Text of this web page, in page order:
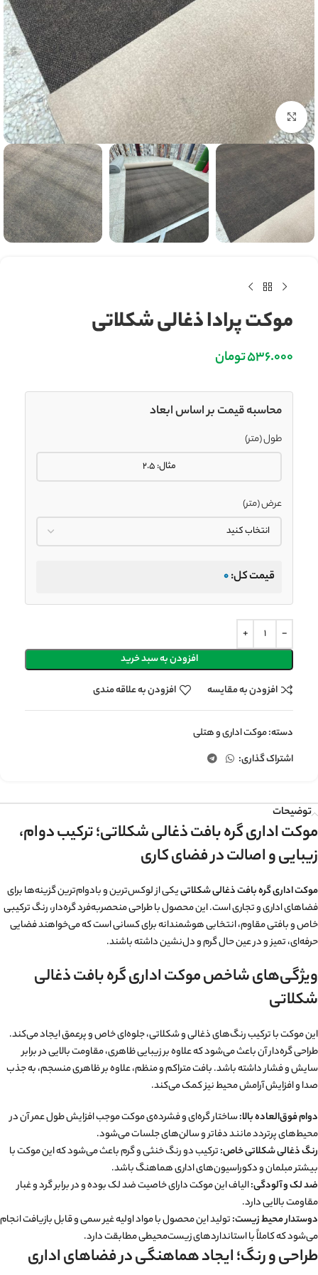
بزرگنمایی تصویر
موکت پرادا ذغالی شکلاتی
536.000تومان
محاسبه قیمت بر اساس ابعاد
طول (متر)
عرض (متر)
قیمت کل:0
افزودن به سبد خرید
افزودن به مقایسه
افزودن به علاقه مندی
دسته:موکت اداری و هتلی
اشتراک گذاری:
توضیحات
موکت اداری گره بافت ذغالی شکلاتی؛ ترکیب دوام،
زیبایی و اصالت در فضای کاری
موکت اداری گره بافت ذغالی شکلاتییکی از لوکس‌ترین و بادوام‌ترین گزینه‌ها برای
فضاهای اداری و تجاری است. این محصول با طراحی منحصر‌به‌فرد گره‌دار، رنگ ترکیبی
خاص و بافتی مقاوم، انتخابی هوشمندانه برای کسانی است که می‌خواهند فضایی
حرفه‌ای، تمیز و در عین حال گرم و دل‌نشین داشته باشند.
ویژگی‌های شاخص موکت اداری گره بافت ذغالی
شکلاتی
این موکت با ترکیب رنگ‌های ذغالی و شکلاتی، جلوه‌ای خاص و پرعمق ایجاد می‌کند.
طراحی گره‌دار آن باعث می‌شود که علاوه بر زیبایی ظاهری، مقاومت بالایی در برابر
سایش و فشار داشته باشد. بافت متراکم و منظم، علاوه بر ظاهری منسجم، به جذب
صدا و افزایش آرامش محیط نیز کمک می‌کند.
دوام فوق‌العاده بالا:ساختار گره‌ای و فشرده‌ی موکت موجب افزایش طول عمر آن در
محیط‌های پرتردد مانند دفاتر و سالن‌های جلسات می‌شود.
رنگ ذغالی شکلاتی خاص:ترکیب دو رنگ خنثی و گرم باعث می‌شود که این موکت با
بیشتر مبلمان و دکوراسیون‌های اداری هماهنگ باشد.
ضد لک و آلودگی:الیاف این موکت دارای خاصیت ضد لک بوده و در برابر گرد و غبار
مقاومت بالایی دارد.
دوستدار محیط زیست:تولید این محصول با مواد اولیه غیر سمی و قابل بازیافت انجام
می‌شود که کاملاً با استانداردهای زیست‌محیطی مطابقت دارد.
طراحی و رنگ؛ ایجاد هماهنگی در فضاهای اداری